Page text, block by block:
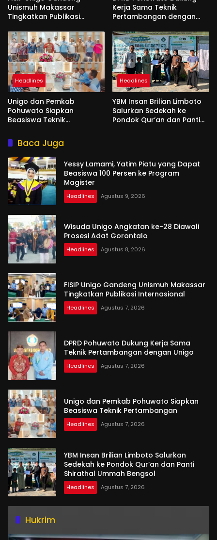
Unismuh Makassar
Tingkatkan Publikasi
Kerja Sama Teknik
Pertambangan dengan
Headlines
Unigo dan Pemkab
Pohuwato Siapkan
Beasiswa Teknik
Headlines
YBM Insan Brilian Limboto
Salurkan Sedekah ke
Pondok Qur’an dan Panti
Baca Juga
Yessy Lamami, Yatim Piatu yang Dapat
Beasiswa 100 Persen ke Program
Magister
Headlines Agustus 9, 2026
Wisuda Unigo Angkatan ke-28 Diawali
Prosesi Adat Gorontalo
Headlines Agustus 8, 2026
FISIP Unigo Gandeng Unismuh Makassar
Tingkatkan Publikasi Internasional
Headlines Agustus 7, 2026
DPRD Pohuwato Dukung Kerja Sama
Teknik Pertambangan dengan Unigo
Headlines Agustus 7, 2026
Unigo dan Pemkab Pohuwato Siapkan
Beasiswa Teknik Pertambangan
Headlines Agustus 7, 2026
YBM Insan Brilian Limboto Salurkan
Sedekah ke Pondok Qur’an dan Panti
Shirathal Ummah Bengsol
Headlines Agustus 7, 2026
Hukrim